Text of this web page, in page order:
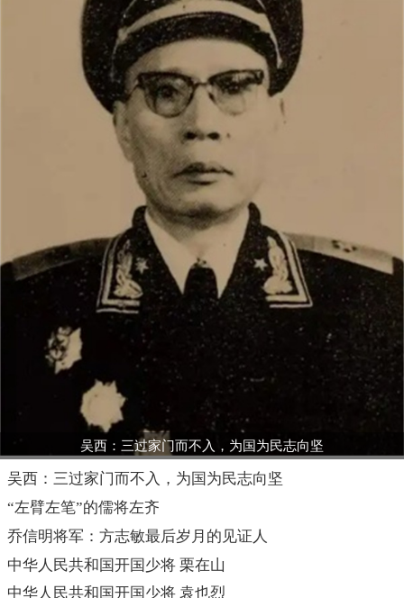
吴西：三过家门而不入，为国为民志向坚
吴西：三过家门而不入，为国为民志向坚
“左臂左笔”的儒将左齐
乔信明将军：方志敏最后岁月的见证人
中华人民共和国开国少将 栗在山
中华人民共和国开国少将 袁也烈